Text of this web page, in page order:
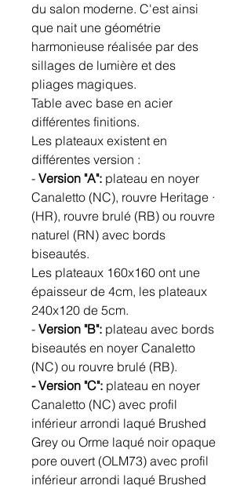
du salon moderne. C'est ainsi
que nait une géométrie
harmonieuse réalisée par des
sillages de lumière et des
pliages magiques.
Table avec base en acier
différentes finitions.
Les plateaux existent en
différentes version :
- Version "A": plateau en noyer
Canaletto (NC), rouvre Heritage ·
(HR), rouvre brulé (RB) ou rouvre
naturel (RN) avec bords
biseautés.
Les plateaux 160x160 ont une
épaisseur de 4cm, les plateaux
240x120 de 5cm.
- Version "B": plateau avec bords
biseautés en noyer Canaletto
(NC) ou rouvre brulé (RB).
- Version "C": plateau en noyer
Canaletto (NC) avec profil
inférieur arrondi laqué Brushed
Grey ou Orme laqué noir opaque
pore ouvert (OLM73) avec profil
inférieur arrondi laqué Brushed